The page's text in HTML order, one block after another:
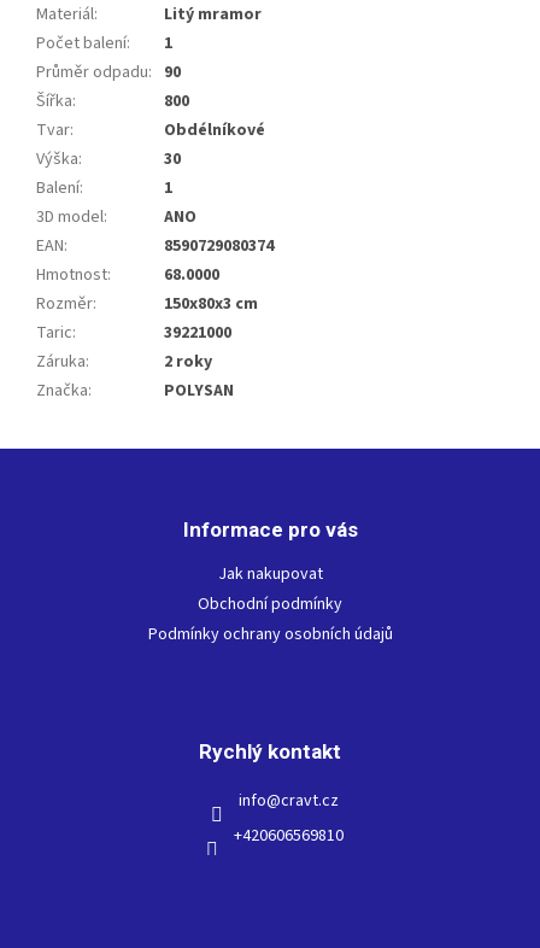
Materiál:
Litý mramor
Počet balení:
1
Průměr odpadu: 90
Šířka:
800
Tvar:
Obdélníkové
Výška:
30
Balení:
1
3D model:
ANO
EAN:
8590729080374
Hmotnost:
68.0000
Rozměr:
150x80x3 cm
Taric:
39221000
Záruka:
2 roky
Značka: POLYSAN
Informace pro vás
Jak nakupovat
Obchodní podmínky
Podmínky ochrany osobních údajů
Rychlý kontakt
info@cravt.cz
+420606569810